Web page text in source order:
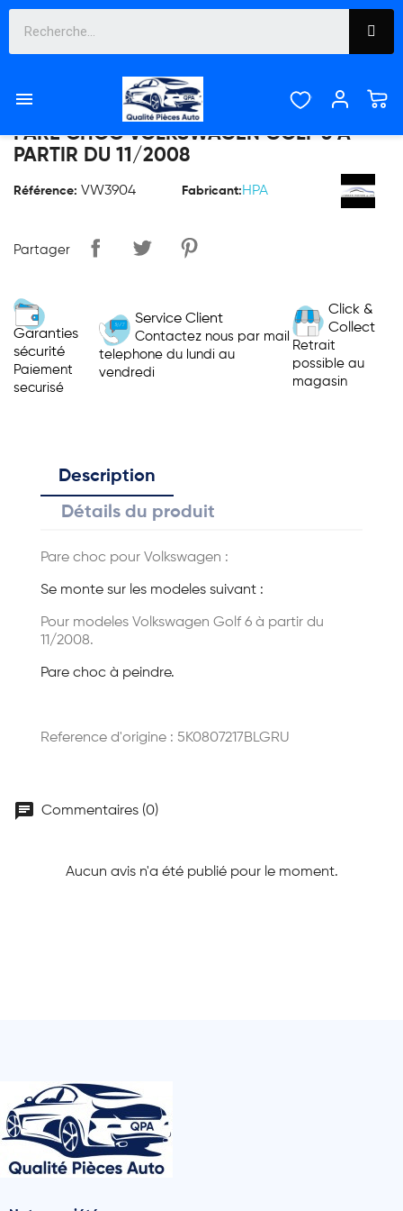

PARE CHOC VOLKSWAGEN GOLF 6 À
PARTIR DU 11/2008
Référence: VW3904 Fabricant: HPA
Partager
Garanties
sécurité
Paiement
securisé
Service Client
Contactez nous par mail
telephone du lundi au
vendredi
Click &
Collect
Retrait
possible au
magasin
Description
Détails du produit
Pare choc pour Volkswagen :
Se monte sur les modeles suivant :
Pour modeles Volkswagen Golf 6 à partir du
11/2008.
Pare choc à peindre.
Reference d'origine : 5K0807217BLGRU
chat Commentaires (0)
Aucun avis n'a été publié pour le moment.